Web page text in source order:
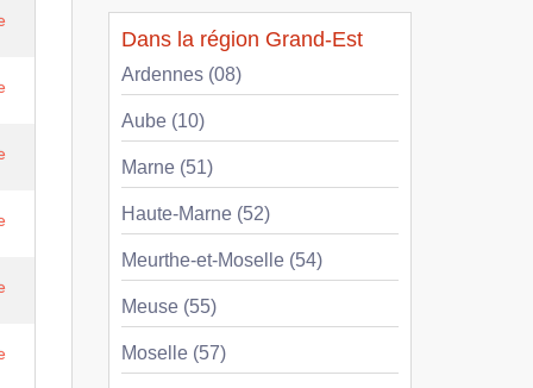
Dans la région Grand-Est
Ardennes (08)
Aube (10)
Marne (51)
Haute-Marne (52)
Meurthe-et-Moselle (54)
Meuse (55)
Moselle (57)